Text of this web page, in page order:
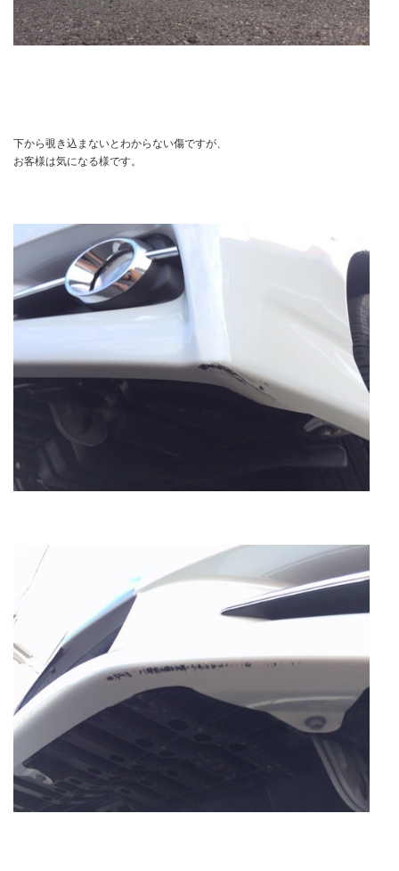
下から覗き込まないとわからない傷ですが、
お客様は気になる様です。